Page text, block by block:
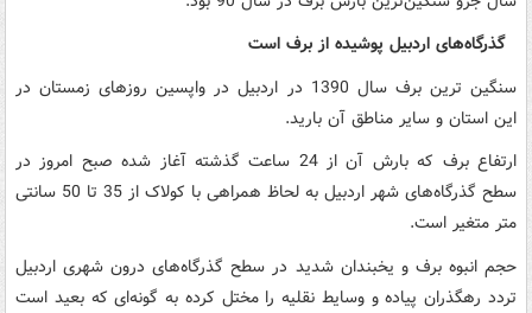
گذرگاه‌های اردبیل پوشیده از برف است
سنگین ترین برف سال 1390 در اردبیل در واپسین روزهای زمستان در
این استان و سایر مناطق آن بارید.
ارتفاع برف که بارش آن از 24 ساعت گذشته آغاز شده صبح امروز در
سطح گذرگاه‌های شهر اردبیل به لحاظ همراهی با کولاک از 35 تا 50 سانتی
متر متغیر است.
حجم انبوه برف و یخبندان شدید در سطح گذرگاه‌های درون شهری اردبیل
تردد رهگذران پیاده و وسایط نقلیه را مختل کرده به گونه‌ای که بعید است